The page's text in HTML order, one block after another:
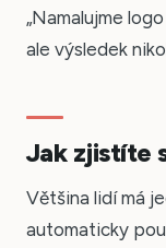
„Namalujme
ale výsledek
Jak zjistíte
Většina lidí má
automaticky